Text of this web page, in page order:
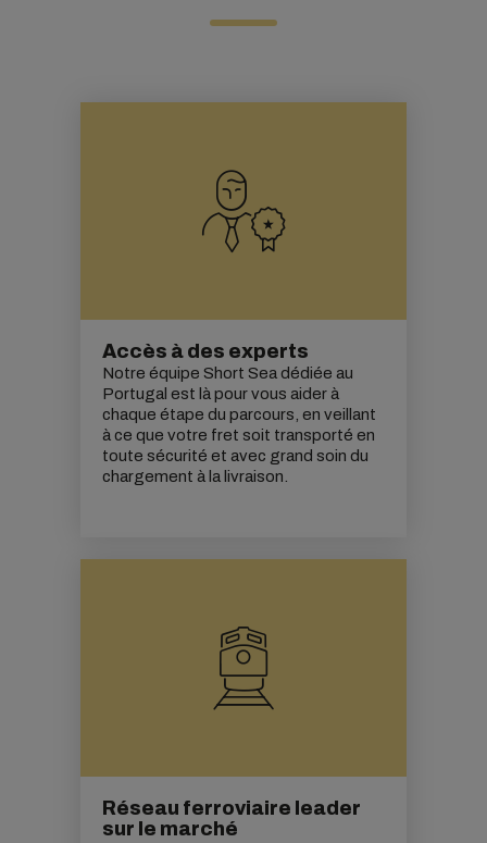
Accès à des experts
Notre équipe Short Sea dédiée au
Portugal est là pour vous aider à
chaque étape du parcours, en veillant
à ce que votre fret soit transporté en
toute sécurité et avec grand soin du
chargement à la livraison.
Réseau ferroviaire leader
sur le marché